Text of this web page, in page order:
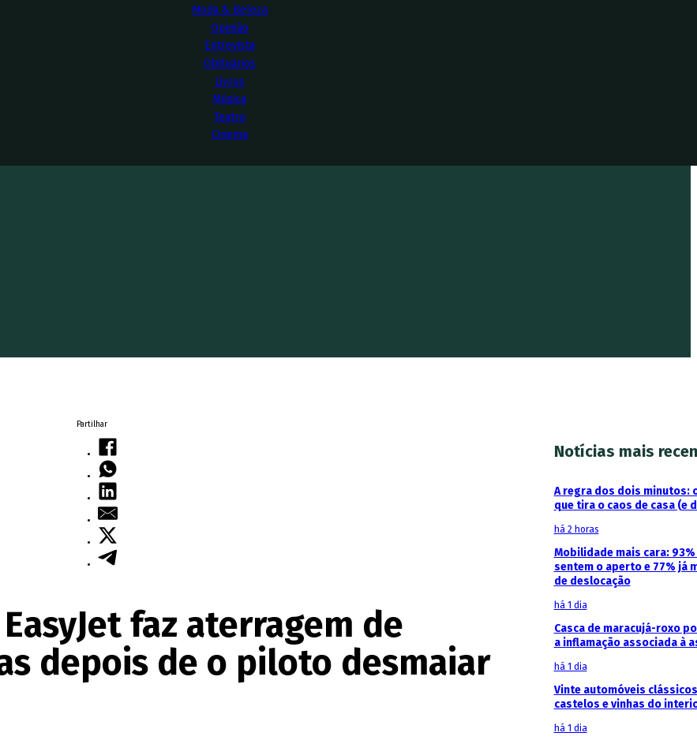
Moda & Beleza
Opinião
Entrevista
Obituários
Livros
Música
Teatro
Cinema
Partilhar
faz aterragem de
depois de o piloto desmaiar
Notícias mais
A regra dos dois minutos:
que tira o caos de casa (e
há 2 horas
Mobilidade mais cara:
sentem o aperto e 77% já
de deslocação
há 1 dia
Casca de maracujá-roxo
a inflamação associada à
há 1 dia
Vinte automóveis
castelos e vinhas do
há 1 dia